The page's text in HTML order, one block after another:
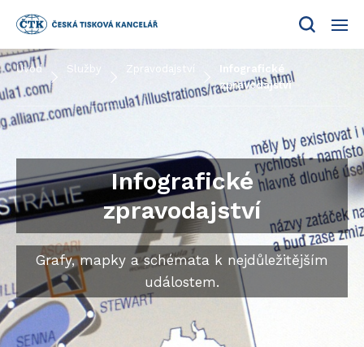
Menu
Úvod Služby Zpravodajství
Infografické
zpravodajství
Infografické
zpravodajství
Grafy, mapky a schémata k nejdůležitějším
událostem.